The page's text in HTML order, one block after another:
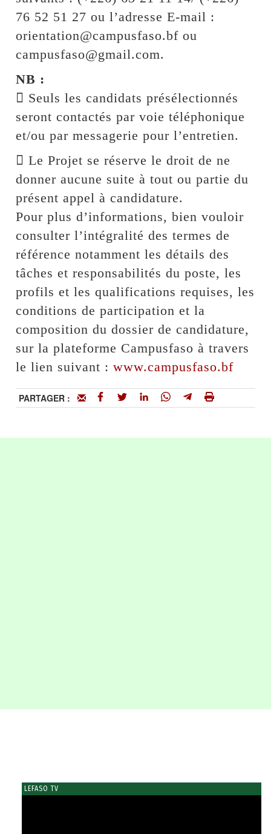
76 52 51 27 ou l’adresse E-mail :
orientation@campusfaso.bf ou
campusfaso@gmail.com.
NB :
 Seuls les candidats présélectionnés
seront contactés par voie téléphonique
et/ou par messagerie pour l’entretien.
 Le Projet se réserve le droit de ne
donner aucune suite à tout ou partie du
présent appel à candidature.
Pour plus d’informations, bien vouloir
consulter l’intégralité des termes de
référence notamment les détails des
tâches et responsabilités du poste, les
profils et les qualifications requises, les
conditions de participation et la
composition du dossier de candidature,
sur la plateforme Campusfaso à travers
le lien suivant :www.campusfaso.bf
PARTAGER :
LEFASO TV